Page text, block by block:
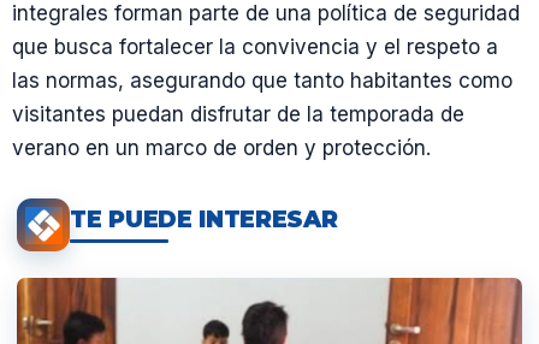
integrales forman parte de una política de seguridad
que busca fortalecer la convivencia y el respeto a
las normas, asegurando que tanto habitantes como
visitantes puedan disfrutar de la temporada de
verano en un marco de orden y protección.
TE PUEDE INTERESAR